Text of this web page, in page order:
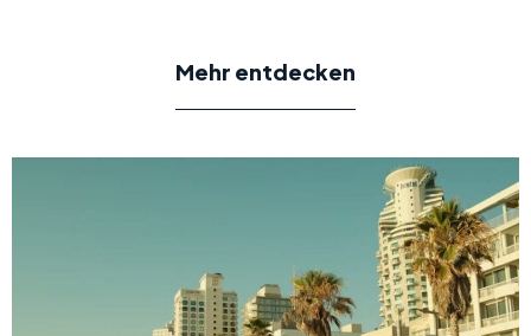
Mehr entdecken